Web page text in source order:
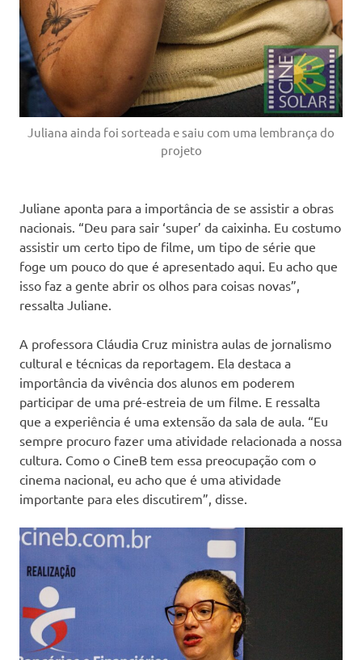
Juliana ainda foi sorteada e saiu com uma lembrança do
projeto
Juliane aponta para a importância de se assistir a obras
nacionais. “Deu para sair ‘super’ da caixinha. Eu costumo
assistir um certo tipo de filme, um tipo de série que
foge um pouco do que é apresentado aqui. Eu acho que
isso faz a gente abrir os olhos para coisas novas”,
ressalta Juliane.
A professora Cláudia Cruz ministra aulas de jornalismo
cultural e técnicas da reportagem. Ela destaca a
importância da vivência dos alunos em poderem
participar de uma pré-estreia de um filme. E ressalta
que a experiência é uma extensão da sala de aula. “Eu
sempre procuro fazer uma atividade relacionada a nossa
cultura. Como o CineB tem essa preocupação com o
cinema nacional, eu acho que é uma atividade
importante para eles discutirem”, disse.